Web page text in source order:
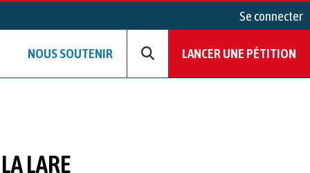
Se connecter
NOUS SOUTENIR LANCER UNE PÉTITION
LARE